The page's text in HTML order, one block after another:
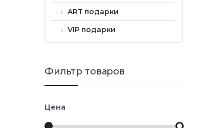
ART подарки
VIP подарки
Фильтр товаров
Цена